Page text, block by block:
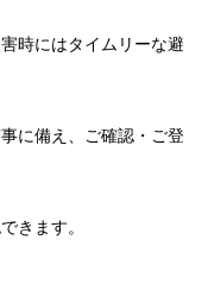
時にはタイムリーな避
に備え、ご確認・ご登
きます。